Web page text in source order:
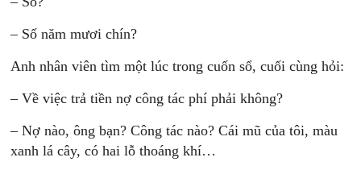
– Số năm mươi chín?
Anh nhân viên tìm một lúc trong cuốn sổ, cuối cùng hỏi:
– Về việc trả tiền nợ công tác phí phải không?
– Nợ nào, ông bạn? Công tác nào? Cái mũ của tôi, màu
xanh lá cây, có hai lỗ thoáng khí…